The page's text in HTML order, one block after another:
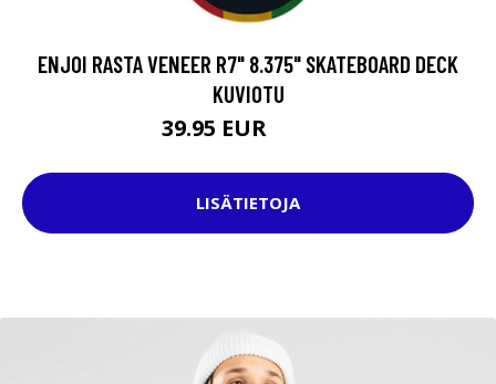
ENJOI RASTA VENEER R7" 8.375" SKATEBOARD DECK
KUVIOTU
39.95 EUR
LISÄTIETOJA